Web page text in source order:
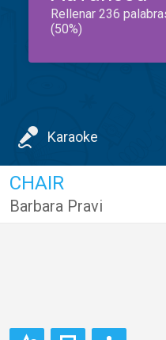
Rellenar 236
(50%)
Karaoke
CHAIR
Barbara Pravi